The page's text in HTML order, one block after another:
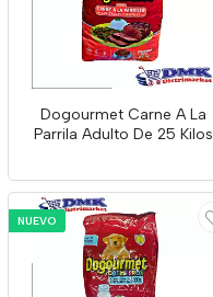
Dogourmet Carne A La
Parrila Adulto De 25 Kilos
NUEVO